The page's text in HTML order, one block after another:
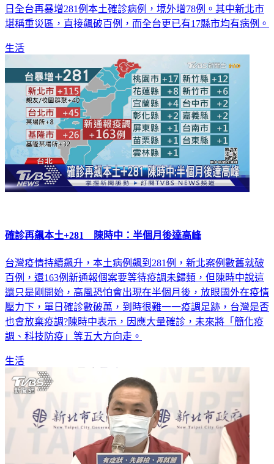
日全台再暴增281例本土確診病例，境外增78例。其中新北市
堪稱重災區，直接飆破百例，而全台更已有17縣市均有病例。
生活
確診再飆本土+281 陳時中：半個月後達高峰
台灣疫情持續飆升，本土病例飆到281例，新北案例數舊就破
百例，還163例新通報個案要等待疫調未歸類，但陳時中說這
還只是剛開始，高風恐怕會出現在半個月後，放眼國外在疫情
壓力下，單日確診數破萬，到時很難一一疫調足跡，台灣是否
也會放棄疫調?陳時中表示，因應大量確診，未來將「簡化疫
調、科技防疫」等五大方向走。
生活